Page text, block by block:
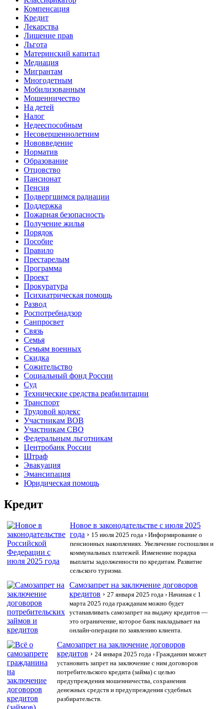
Компенсация
Кредит
Лекарства
Лишение прав
Льгота
Материнский капитал
Медиация
Мигрантам
Многодетным
Мобилизованным
Мошенничество
На детей
Налог
Недееспособным
Несовершеннолетним
Нововведение
Норматив
Образование
Отцовство
Пансионат
Пенсия
Подвергшимся радиации
Поддержка
Пожарная безопасность
Получение жилья
Порядок
Пособие
Правило
Престарелым
Программа
Проект
Прокуратура
Психиатрическая помощь
Развод
Роспотребнадзор
Санпросвет
Связь
Семья
Семьям военных
Скидка
Сожительство
Социальный фонд России
Суд
Технические средства реабилитации
Транспорт
Трудовой кодекс
Участникам ВОВ
Участникам СВО
Федеральным льготникам
Центробанк России
Штраф
Эвакуация
Эмансипация
Юридическая помощь
Кредит
Новое в законодательстве с июля 2025
года › 15 июля 2025 года › Информирование о
пенсионных накоплениях. Увеличение госпошлин и
коммунальных платежей. Изменение порядка
выплаты задолженности по кредитам. Развитие
сельского туризма.
Самозапрет на заключение договоров
кредитов › 27 января 2025 года › Начиная с 1
марта 2025 года гражданам можно будет
устанавливать самозапрет на выдачу кредитов —
это ограничение, которое банк накладывает на
онлайн-операции по заявлению клиента.
Самозапрет на заключение договоров
кредитов › 24 января 2025 года› Гражданин может
установить запрет на заключение с ним договоров
потребительского кредита (займа) с целью
предупреждения мошенничества, сохранения
денежных средств и предупреждения судебных
разбирательств.